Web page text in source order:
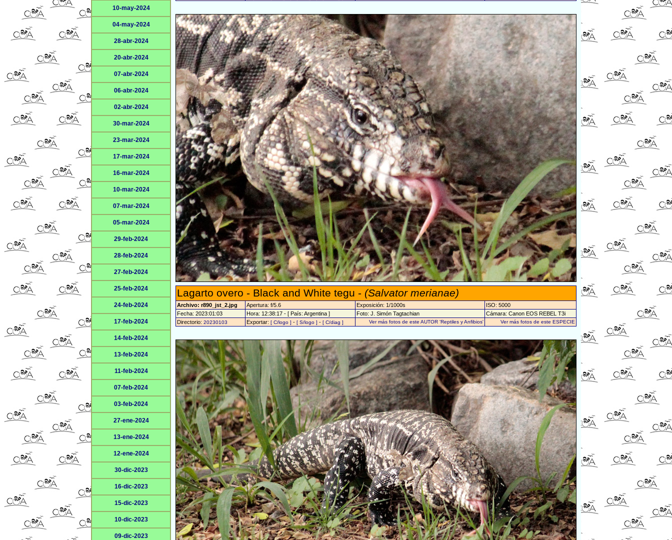
10-may-2024
04-may-2024
28-abr-2024
20-abr-2024
07-abr-2024
06-abr-2024
02-abr-2024
30-mar-2024
23-mar-2024
17-mar-2024
16-mar-2024
10-mar-2024
07-mar-2024
05-mar-2024
29-feb-2024
28-feb-2024
27-feb-2024
25-feb-2024
24-feb-2024
17-feb-2024
14-feb-2024
13-feb-2024
11-feb-2024
07-feb-2024
03-feb-2024
27-ene-2024
13-ene-2024
12-ene-2024
30-dic-2023
16-dic-2023
15-dic-2023
10-dic-2023
09-dic-2023
Lagarto overo - Black and White tegu - (Salvator merianae)
Archivo: r890_jst_2.jpg Apertura: f/5.6 Exposición: 1/1000s
ISO: 5000
Fecha: 2023:01:03
Hora: 12:38:17 - [ País: Argentina ] Foto: J. Simón Tagtachian
Cámara: Canon EOS REBEL T3i
Directorio: 20230103 Exportar: [ C/logo ] - [ S/logo ] - [ C/diag ] Ver más fotos de este AUTOR 'Reptiles y Anfibios' Ver más fotos de este ESPECIE